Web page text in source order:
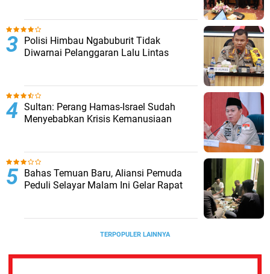
Polisi Himbau Ngabuburit Tidak
Diwarnai Pelanggaran Lalu Lintas
Sultan: Perang Hamas-Israel Sudah
Menyebabkan Krisis Kemanusiaan
Bahas Temuan Baru, Aliansi Pemuda
Peduli Selayar Malam Ini Gelar Rapat
TERPOPULER LAINNYA